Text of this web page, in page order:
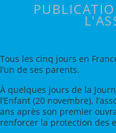
Tous les cinq jours en
l’un de ses parents.
À quelques jours de la
l’Enfant (20 novembre),
ans après son premier
renforcer la protection des